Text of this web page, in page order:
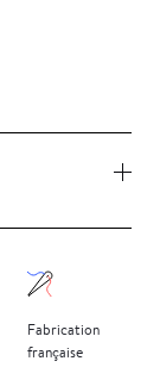
Fabrication
française